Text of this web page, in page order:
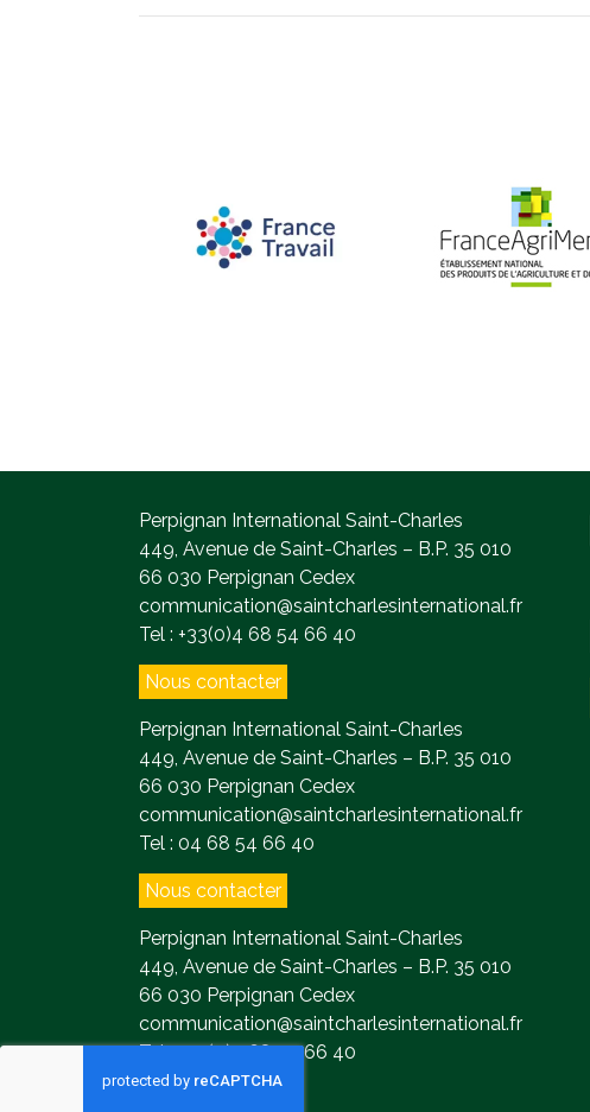
Perpignan International Saint-Charles
449, Avenue de Saint-Charles – B.P. 35 010
66 030 Perpignan Cedex
communication@saintcharlesinternational.fr
Tel : +33(0)4 68 54 66 40
Nous contacter
Perpignan International Saint-Charles
449, Avenue de Saint-Charles – B.P. 35 010
66 030 Perpignan Cedex
communication@saintcharlesinternational.fr
Tel : 04 68 54 66 40
Nous contacter
Perpignan International Saint-Charles
449, Avenue de Saint-Charles – B.P. 35 010
66 030 Perpignan Cedex
communication@saintcharlesinternational.fr
Tel : +33(0)4 68 54 66 40